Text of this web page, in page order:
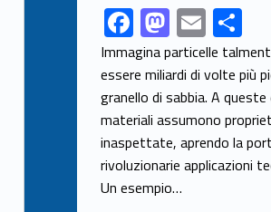
Link identifier share facebook archive #share-link-archive-86305F
ac
e
b
o
o
k
M
as
to
d
o
n
E
m
ai
l
S
h
ar
e
Immagina particelle
essere miliardi di volte più
granello di sabbia. A queste
materiali assumono
inaspettate, aprendo la
rivoluzionarie applicazioni
Un esempio…